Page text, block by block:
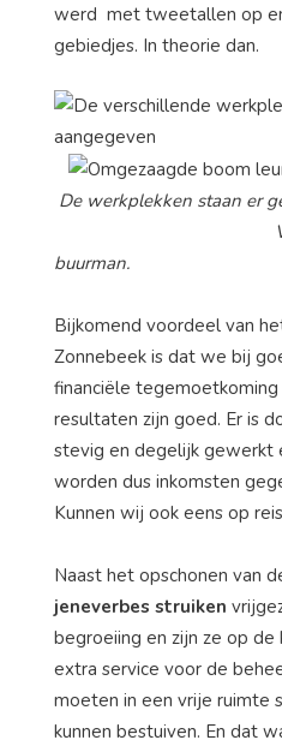
werd met tweetallen op
gebiedjes. In theorie dan.
De werkplekken
Val
buurman.
Bijkomend voordeel van
Zonnebeek is dat we bij
financiële tegemoetkoming
resultaten zijn goed. Er is
stevig en degelijk gewerkt
worden dus inkomsten
Kunnen wij ook eens op
Naast het opschonen van
jeneverbes struiken
begroeiing en zijn ze op
extra service voor de
moeten in een vrije ruimte
kunnen bestuiven. En dat